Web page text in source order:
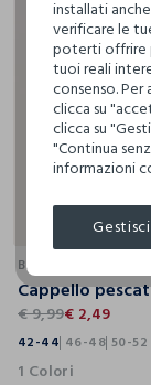
46-48 50-52
BLUKIDS
€ 9,99€ 2,49
42-44 46-48 50-52
1 Colori
installati
verificare le
poterti offrire
tuoi reali
consenso.
clicca su
clicca su
"Continua
informazioni